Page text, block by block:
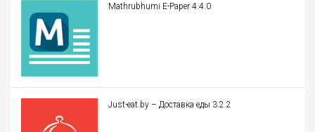
Mathrubhumi E-Paper 4.4.0
Just-eat.by – Доставка еды 3.2.2